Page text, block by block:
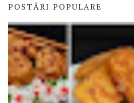
POSTĂRI POPULARE